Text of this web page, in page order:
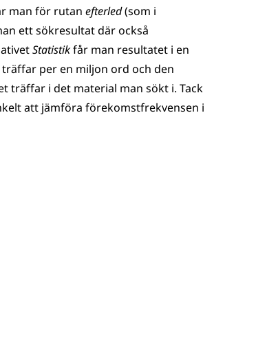
man för rutan efterled(som i
ett sökresultat där också
Statistikfår man resultatet i en
per en miljon ord och den
träffar i det material man sökt i. Tack
att jämföra förekomstfrekvensen i